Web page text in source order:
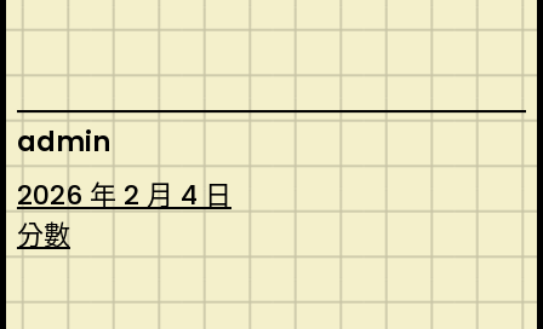
admin
2026 年 2 月 4 日
分數